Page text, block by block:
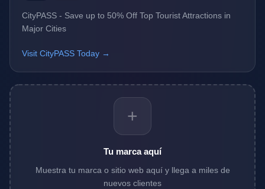
CityPASS - Save up to 50% Off Top Tourist Attractions in
Major Cities
Visit CityPASS Today →
+
Tu marca aquí
Muestra tu marca o sitio web aquí y llega a miles de
nuevos clientes